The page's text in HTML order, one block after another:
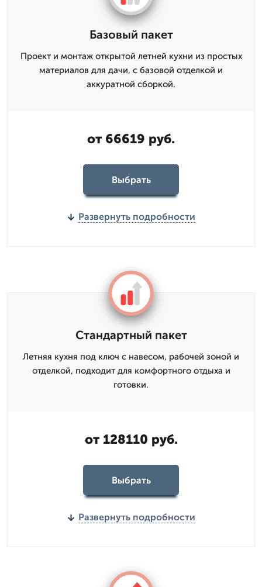
Базовый пакет
Проект и монтаж открытой летней кухни из простых
материалов для дачи, с базовой отделкой и
аккуратной сборкой.
от 66619 руб.
Выбрать
Развернуть подробности
Стандартный пакет
Летняя кухня под ключ с навесом, рабочей зоной и
отделкой, подходит для комфортного отдыха и
готовки.
от 128110 руб.
Выбрать
Развернуть подробности